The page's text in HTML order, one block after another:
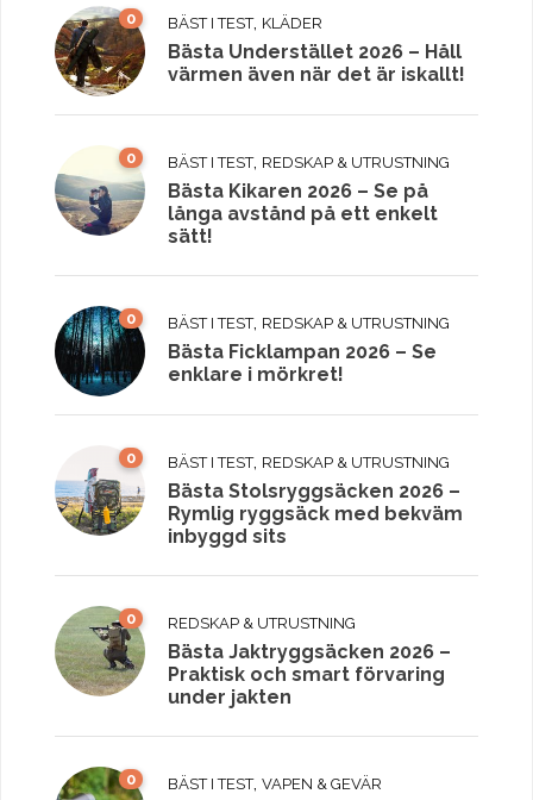
0 BÄST I TEST, KLÄDER
Bästa Understället 2026 – Håll
värmen även när det är iskallt!
0 BÄST I TEST, REDSKAP & UTRUSTNING
Bästa Kikaren 2026 – Se på
långa avstånd på ett enkelt
sätt!
0 BÄST I TEST, REDSKAP & UTRUSTNING
Bästa Ficklampan 2026 – Se
enklare i mörkret!
0 BÄST I TEST, REDSKAP & UTRUSTNING
Bästa Stolsryggsäcken 2026 –
Rymlig ryggsäck med bekväm
inbyggd sits
0 REDSKAP & UTRUSTNING
Bästa Jaktryggsäcken 2026 –
Praktisk och smart förvaring
under jakten
0 BÄST I TEST, VAPEN & GEVÄR